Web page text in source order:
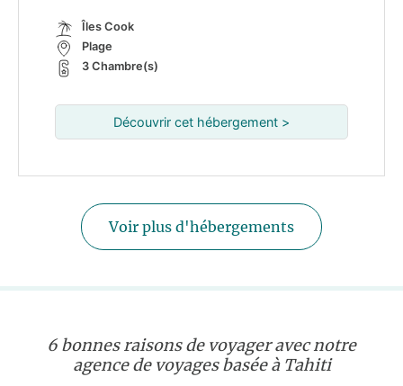
Îles Cook
Plage
3 Chambre(s)
Découvrir cet hébergement >
Voir plus d'hébergements
6 bonnes raisons de voyager avec notre
agence de voyages basée à Tahiti